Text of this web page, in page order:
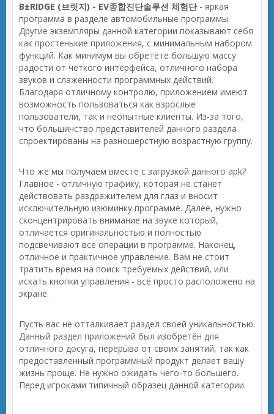
B±RIDGE (브릿지) - EV종합진단솔루션 체험단- яркая
программа в разделе автомобильные программы.
Другие экземпляры данной категории показывают себя
как простенькие приложения, с минимальным набором
функций. Как минимум вы обретёте большую массу
радости от четкого интерфейса, отличного набора
звуков и слаженности программных действий.
Благодаря отличному контролю, приложением имеют
возможность пользоваться как взрослые
пользователи, так и неопытные клиенты. Из-за того,
что большинство представителей данного раздела
спроектированы на разношерстную возрастную группу.
Что же мы получаем вместе с загрузкой данного apk?
Главное - отличную графику, которая не станет
действовать раздражителем для глаз и вносит
исключительную изюминку программе. Далее, нужно
сконцентрировать внимание на звуке который,
отличается оригинальностью и полностью
подсвечивают все операции в программе. Наконец,
отличное и практичное управление. Вам не стоит
тратить время на поиск требуемых действий, или
искать кнопки управления - всё просто расположено на
экране.
Пусть вас не отталкивает раздел своей уникальностью.
Данный раздел приложений был изобретён для
отличного досуга, перерыва от своих занятий, так как
предоставленный программный продукт делает вашу
жизнь проще. Не нужно ожидать чего-то большего.
Перед игроками типичный образец данной категории.